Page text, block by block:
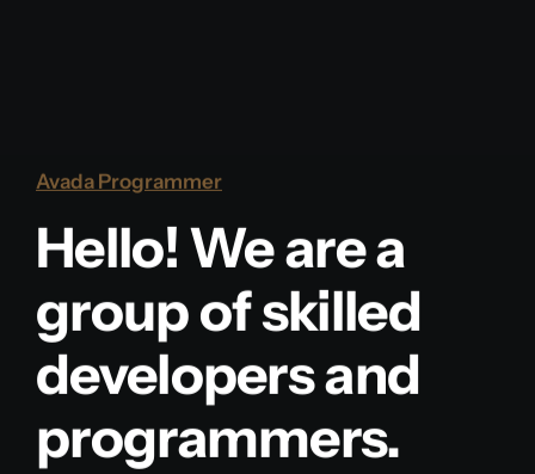
Avada Programmer
Hello! We are a
group of skilled
developers and
programmers.